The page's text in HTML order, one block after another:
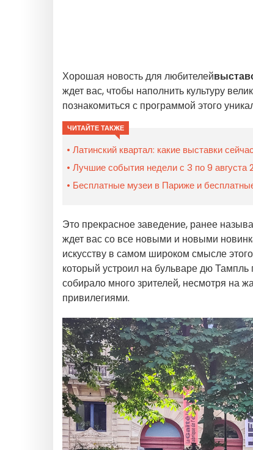
Хорошая новость для любителей
ждет вас, чтобы наполнить культуру
познакомиться с программой этого
ЧИТАЙТЕ ТАКЖЕ
Латинский квартал: какие выставки
Лучшие события недели с 3 по 9
Бесплатные музеи в Париже и
Это прекрасное заведение, ранее
ждет вас со все новыми и новыми
искусству в самом широком смысле
который устроил на бульваре дю
собирало много зрителей, несмотря на
привилегиями.